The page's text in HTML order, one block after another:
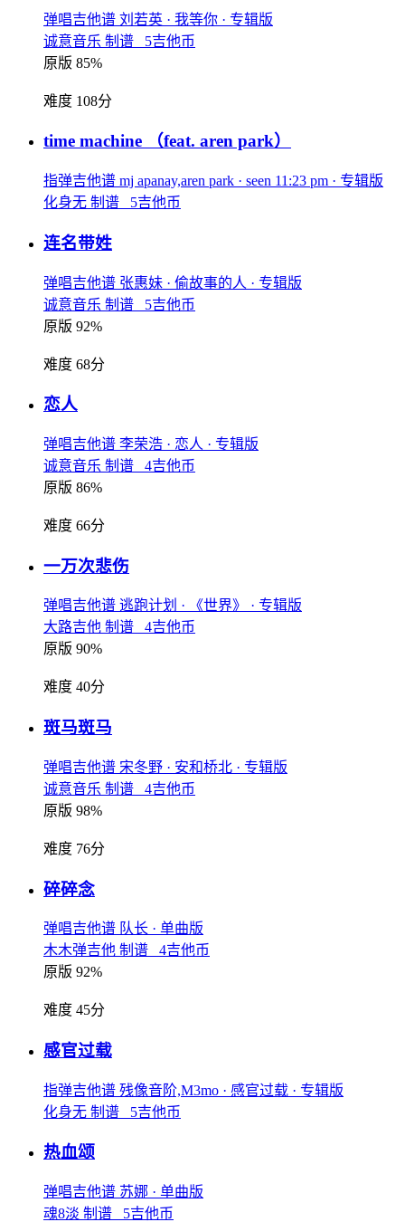
弹唱吉他谱 刘若英 · 我等你 · 专辑版
诚意音乐 制谱 5吉他币
原版 85%
难度 108分
time machine （feat. aren park）
指弹吉他谱 mj apanay,aren park · seen 11:23 pm · 专辑版
化身无 制谱 5吉他币
连名带姓
弹唱吉他谱 张惠妹 · 偷故事的人 · 专辑版
诚意音乐 制谱 5吉他币
原版 92%
难度 68分
恋人
弹唱吉他谱 李荣浩 · 恋人 · 专辑版
诚意音乐 制谱 4吉他币
原版 86%
难度 66分
一万次悲伤
弹唱吉他谱 逃跑计划 · 《世界》
· 专辑版
大路吉他 制谱 4吉他币
原版 90%
难度 40分
斑马斑马
弹唱吉他谱 宋冬野 · 安和桥北 · 专辑版
诚意音乐 制谱 4吉他币
原版 98%
难度 76分
碎碎念
弹唱吉他谱 队长 · 单曲版
木木弹吉他 制谱 4吉他币
原版 92%
难度 45分
感官过载
指弹吉他谱 残像音阶,M3mo · 感官过载 · 专辑版
化身无 制谱 5吉他币
热血颂
弹唱吉他谱 苏娜 · 单曲版
魂8淡 制谱 5吉他币